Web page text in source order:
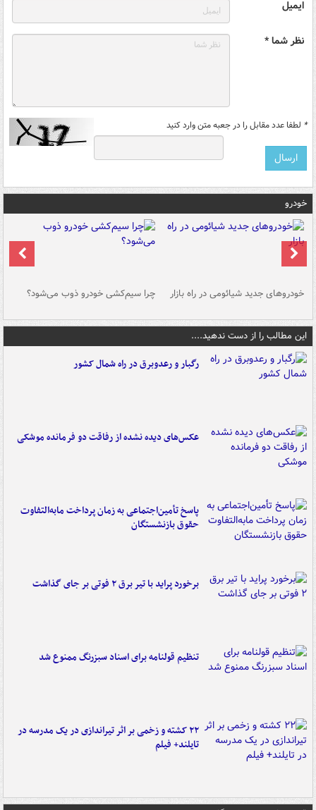
ایمیل
نظر شما *
* لطفا عدد مقابل را در جعبه متن وارد کنید
خودرو
خودروهای جدید شیائومی در راه بازار چرا سیم‌کشی خودرو ذوب می‌شود؟
این مطالب را از دست ندهید....
رگبار و رعدوبرق در راه شمال کشور
عکس‌های دیده نشده از رفاقت دو فرمانده‌ موشکی
پاسخ تأمین‌اجتماعی به زمان پرداخت مابه‌التفاوت
حقوق بازنشستگان
برخورد پراید با تیر برق ۲ فوتی بر جای گذاشت
تنظیم قولنامه برای اسناد سبزرنگ ممنوع شد
۲۲ کشته و زخمی بر اثر تیراندازی در یک مدرسه در
تایلند+ فیلم